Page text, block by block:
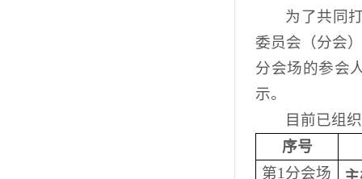
为了共同
委员会（分会
分会场的参会
示。
目前已组织
序号
第1 分会场